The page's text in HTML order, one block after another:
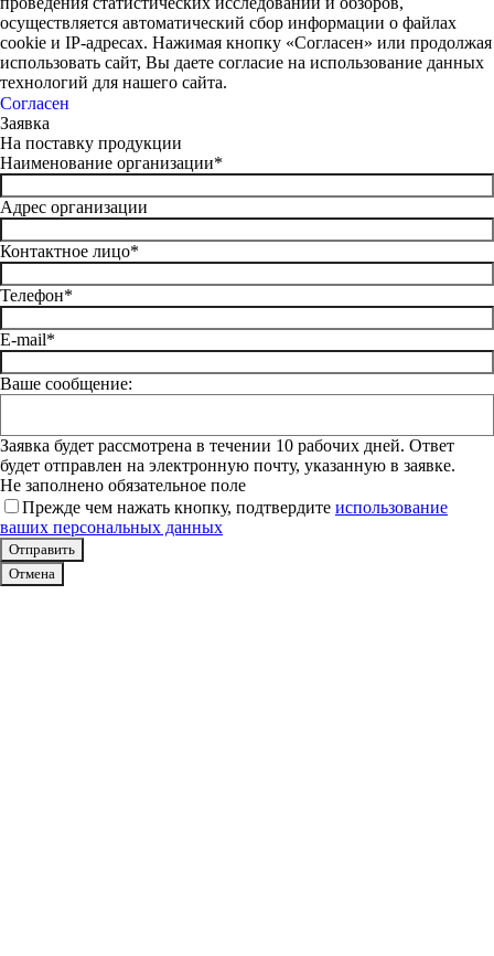
осуществляется автоматический сбор информации о файлах
cookie и IP-адресах. Нажимая кнопку «Согласен» или продолжая
использовать сайт, Вы даете согласие на использование данных
технологий для нашего сайта.
Согласен
Заявка
На поставку продукции
Наименование организации*
Адрес организации
Контактное лицо*
Телефон*
E-mail*
Ваше сообщение:
Заявка будет рассмотрена в течении 10 рабочих дней. Ответ
будет отправлен на электронную почту, указанную в заявке.
Не заполнено обязательное поле
Прежде чем нажать кнопку, подтвердите использование
ваших персональных данных
Отмена